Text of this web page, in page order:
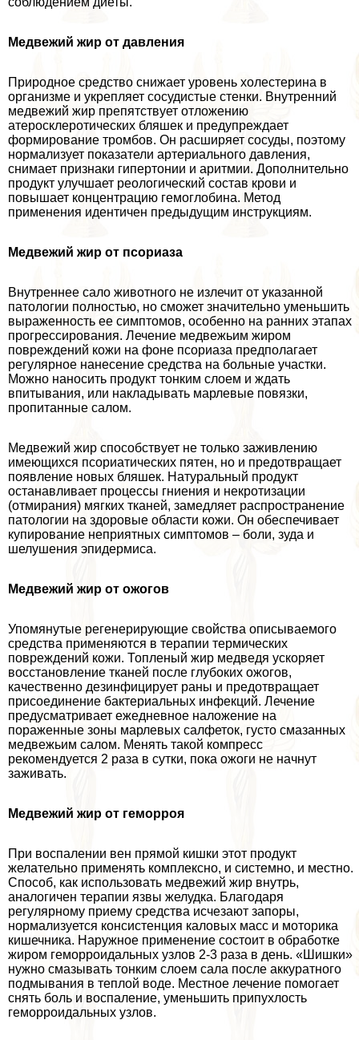
Медвежий жир от давления
Природное средство снижает уровень холестерина в
организме и укрепляет сосудистые стенки. Внутренний
медвежий жир препятствует отложению
атеросклеротических бляшек и предупреждает
формирование тромбов. Он расширяет сосуды, поэтому
нормализует показатели артериального давления,
снимает признаки гипертонии и аритмии. Дополнительно
продукт улучшает реологический состав крови и
повышает концентрацию гемоглобина. Метод
применения идентичен предыдущим инструкциям.
Медвежий жир от псориаза
Внутреннее сало животного не излечит от указанной
патологии полностью, но сможет значительно уменьшить
выраженность ее симптомов, особенно на ранних этапах
прогрессирования. Лечение медвежьим жиром
повреждений кожи на фоне псориаза предполагает
регулярное нанесение средства на больные участки.
Можно наносить продукт тонким слоем и ждать
впитывания, или накладывать марлевые повязки,
пропитанные салом.
Медвежий жир способствует не только заживлению
имеющихся псориатических пятен, но и предотвращает
появление новых бляшек. Натуральный продукт
останавливает процессы гниения и некротизации
(отмирания) мягких тканей, замедляет распространение
патологии на здоровые области кожи. Он обеспечивает
купирование неприятных симптомов – боли, зуда и
шелушения эпидермиса.
Медвежий жир от ожогов
Упомянутые регенерирующие свойства описываемого
средства применяются в терапии термических
повреждений кожи. Топленый жир медведя ускоряет
восстановление тканей после глубоких ожогов,
качественно дезинфицирует раны и предотвращает
присоединение бактериальных инфекций. Лечение
предусматривает ежедневное наложение на
пораженные зоны марлевых салфеток, густо смазанных
медвежьим салом. Менять такой компресс
рекомендуется 2 раза в сутки, пока ожоги не начнут
заживать.
Медвежий жир от геморроя
При воспалении вен прямой кишки этот продукт
желательно применять комплексно, и системно, и местно.
Способ, как использовать медвежий жир внутрь,
аналогичен терапии язвы желудка. Благодаря
регулярному приему средства исчезают запоры,
нормализуется консистенция каловых масс и моторика
кишечника. Наружное применение состоит в обработке
жиром геморроидальных узлов 2-3 раза в день. «Шишки»
нужно смазывать тонким слоем сала после аккуратного
подмывания в теплой воде. Местное лечение помогает
снять боль и воспаление, уменьшить припухлость
геморроидальных узлов.